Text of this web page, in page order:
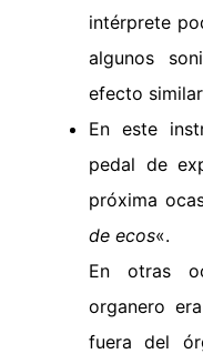
intérprete
algunos
efecto
En este
pedal de
próxima
de ecos«.
En otras
organero
fuera del